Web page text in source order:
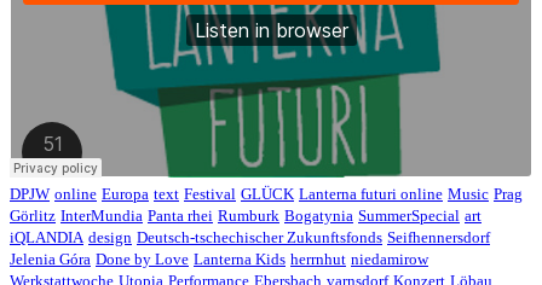
DPJW online Europa text Festival GLÜCK Lanterna futuri online Music Prag
Görlitz InterMundia Panta rhei Rumburk Bogatynia SummerSpecial art
iQLANDIA design Deutsch-tschechischer Zukunftsfonds Seifhennersdorf
Jelenia Góra Done by Love Lanterna Kids herrnhut niedamirow
Werkstattwoche Utopia Performance Ebersbach varnsdorf Konzert Löbau